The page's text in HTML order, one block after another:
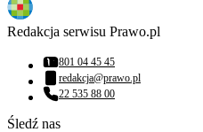
Redakcja serwisu Prawo.pl
Numer telefonu:
801 04 45 45
Adres email:
redakcja@prawo.pl
Numer telefonu:
22 535 88 00
Śledź nas